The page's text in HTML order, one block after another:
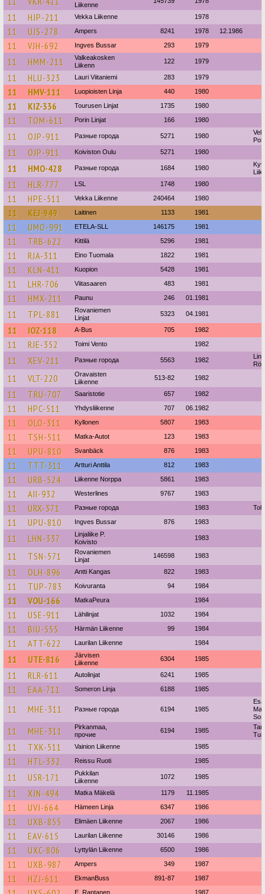
Liikenne
11 HJP-211 Vekka Liikenne 1978
11 UJS-278 Ampers 8241 1978 12.1986
11 VJH-692 Ingves Bussar 293 1979
11 HMM-211
Valkeakosken
Liikenn
122 1979
11 HLU-323 Lauri Viitaniemi 283 1979
11 HMV-111 Luopioisten Linja 440 1980
11 KIZ-336 Tourusen Linjat 1735 1980
11 TOM-611 Porin Linjat 166 1980
11 OJP-911 Разные города 5271 1980
11 OJP-911 Koiviston Oulu 5271 1980
11 HMO-428 Разные города 1684 1980
11 HLR-777 LSL 1748 1980
11 HPE-511 Vekka Liikenne 240464 1980
11 KEJ-949 Laitinen 1133 1981
11 UMO-991 ETELA-SLL 146175 1981
11 TRB-622 Kittilä 5296 1981
11 RJA-311 Eino Tuomala 1822 1981
11 KLN-411 Kuopion 5428 1981
11 LHR-706 Viitasaaren 483 1981
11 HMX-211 Paunu 246 01.1981
11 TPL-881
Rovaniemen
Linjat
5323 04.1981
11 IOZ-118 A-Bus 705 1982
11 RJE-352 Toimi Vento 1982
11 XEV-211 Разные города 5563 1982
11 VLT-220
Oravaisten
Liikenne
513-82 1982
11 TRU-707 Saaristotie 657 1982
11 HPC-511 Yhdysliikenne 707 06.1982
11 OLO-311 Kyllonen 5807 1983
11 TSH-511 Matka-Autot 123 1983
11 UPU-810 Svanbäck 876 1983
11 TTT-311 Artturi Anttila 812 1983
11 URB-524 Liikenne Norppa 5861 1983
11 AII-932 Westerlines 9767 1983
11 URX-371 Разные города 1983
11 UPU-810 Ingves Bussar 876 1983
11 LHN-337
Linjaliike P.
Koivisto
1983
11 TSN-571
Rovaniemen
Linjat
146598 1983
11 OLH-896 Antti Kangas 822 1983
11 TUP-783 Koivuranta 94 1984
11 VOU-166 MatkaPeura 1984
11 USE-911 Lähilinjat 1032 1984
11 BIU-555 Härmän Liikenne 99 1984
11 ATT-622 Laurilan Liikenne 1984
11 UTE-816
Järvisen
Liikenne
6304 1985
11 RLR-611 Autolinjat 6241 1985
11 EAA-711 Someron Linja 6188 1985
11 MHE-311 Разные города 6194 1985
11 MHE-311
Pirkanmaa,
прочие
6194 1985
11 TXK-511 Vainion Liikenne 1985
11 HTL-332 Reissu Ruoti 1985
11 USR-171
Pukkilan
Liikenne
1072 1985
11 XJN-494 Matka Mäkelä 1179 11.1985
11 UVJ-664 Hämeen Linja 6347 1986
11 UXB-855 Elimäen Liikenne 2067 1986
11 EAV-615 Laurilan Liikenne 30146 1986
11 UXC-806 Lyttylän Liikenne 6500 1986
11 UXB-987 Ampers 349 1987
11 HZJ-611 EkmanBuss 891-87 1987
E. Rantanen 1987